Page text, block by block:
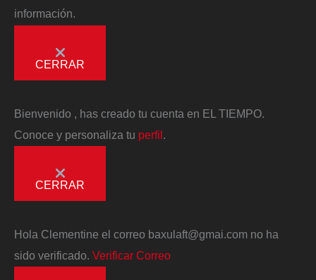
información.
CERRAR
Bienvenido
, has creado tu cuenta en EL TIEMPO.
Conoce y personaliza tu perfil
CERRAR
Hola Clementine el correo baxulaft@gmai.com no ha
sido verificado. Verificar Correo